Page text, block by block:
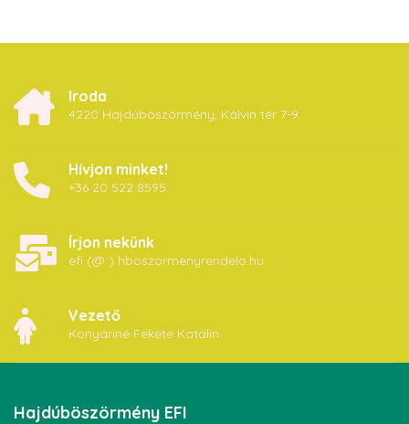
Iroda
4220 Hajdúböszörmény, Kálvin tér 7-9
Hívjon minket!
+36 20 522 8595
Írjon nekünk
efi (@ ) hboszormenyrendelo.hu
Vezető
Konyáriné Fekete Katalin
Hajdúböszörmény EFI